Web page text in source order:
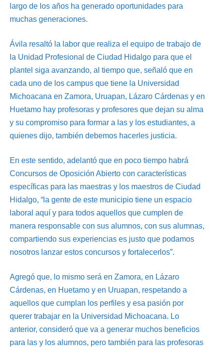
largo de los años ha generado oportunidades para
muchas generaciones.
Ávila resaltó la labor que realiza el equipo de trabajo de
la Unidad Profesional de Ciudad Hidalgo para que el
plantel siga avanzando, al tiempo que, señaló que en
cada uno de los campus que tiene la Universidad
Michoacana en Zamora, Uruapan, Lázaro Cárdenas y en
Huetamo hay profesoras y profesores que dejan su alma
y su compromiso para formar a las y los estudiantes, a
quienes dijo, también debemos hacerles justicia.
En este sentido, adelantó que en poco tiempo habrá
Concursos de Oposición Abierto con características
específicas para las maestras y los maestros de Ciudad
Hidalgo, “la gente de este municipio tiene un espacio
laboral aquí y para todos aquellos que cumplen de
manera responsable con sus alumnos, con sus alumnas,
compartiendo sus experiencias es justo que podamos
nosotros lanzar estos concursos y fortalecerlos”.
Agregó que, lo mismo será en Zamora, en Lázaro
Cárdenas, en Huetamo y en Uruapan, respetando a
aquellos que cumplan los perfiles y esa pasión por
querer trabajar en la Universidad Michoacana. Lo
anterior, consideró que va a generar muchos beneficios
para las y los alumnos, pero también para las profesoras